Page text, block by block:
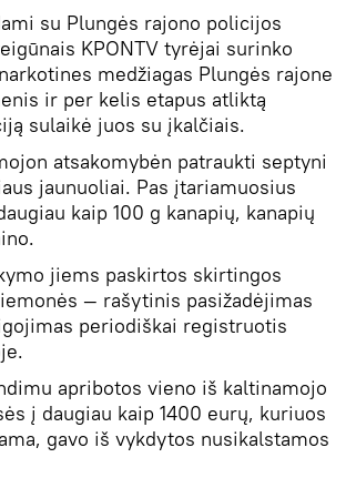
su Plungės rajono policijos
KPONTV tyrėjai surinko
medžiagas Plungės rajone
ir per kelis etapus atliktą
sulaikė juos su įkalčiais.
atsakomybėn patraukti septyni
jaunuoliai. Pas įtariamuosius
kaip 100 g kanapių, kanapių
jiems paskirtos skirtingos
— rašytinis pasižadėjimas
periodiškai registruotis
apribotos vieno iš kaltinamojo
į daugiau kaip 1400 eurų, kuriuos
gavo iš vykdytos nusikalstamos